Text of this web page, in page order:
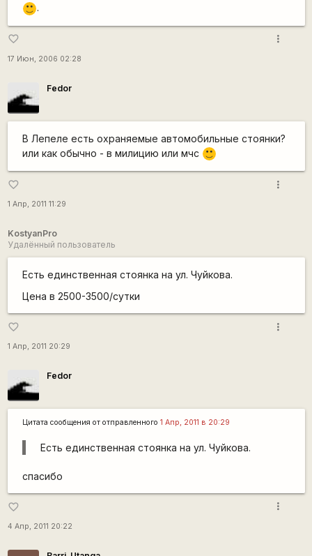
:) .
favorite_border
17 Июн, 2006 02:28
more_vert
Fedor
В Лепеле есть охраняемые автомобильные стоянки?
или как обычно - в милицию или мчс
:)
favorite_border
1 Апр, 2011 11:29
more_vert
KostyanPro
Удалённый пользователь
Есть единственная стоянка на ул. Чуйкова.
Цена в 2500-3500/сутки
favorite_border
1 Апр, 2011 20:29
more_vert
Fedor
Цитата сообщения от отправленного 1 Апр, 2011 в 20:29
Есть единственная стоянка на ул. Чуйкова.
спасибо
favorite_border
4 Апр, 2011 20:22
more_vert